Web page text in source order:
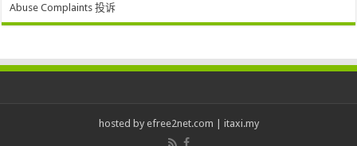
Abuse Complaints 投诉
hosted by efree2net.com itaxi.my